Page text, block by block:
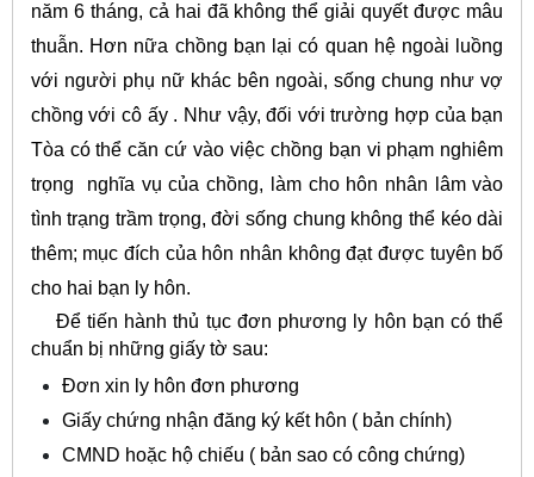
năm 6 tháng, cả hai đã không thể giải quyết được mâu
thuẫn. Hơn nữa chồng bạn lại có quan hệ ngoài luồng
với người phụ nữ khác bên ngoài, sống chung như vợ
chồng với cô ấy . Như vậy, đối với trường hợp của bạn
Tòa có thể căn cứ vào việc chồng bạn vi phạm nghiêm
trọng nghĩa vụ của chồng, làm cho hôn nhân lâm vào
tình trạng trầm trọng, đời sống chung không thể kéo dài
thêm; mục đích của hôn nhân không đạt được tuyên bố
cho hai bạn ly hôn.
Để tiến hành thủ tục đơn phương ly hôn bạn có thể
chuẩn bị những giấy tờ sau:
Đơn xin ly hôn đơn phương
Giấy chứng nhận đăng ký kết hôn ( bản chính)
CMND hoặc hộ chiếu ( bản sao có công chứng)